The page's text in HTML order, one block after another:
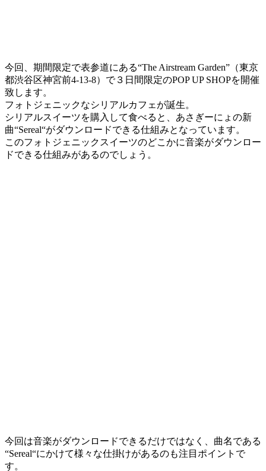
今回、期間限定で表参道にある“The Airstream Garden”（東京
都渋谷区神宮前4-13-8）で３日間限定のPOP UP SHOPを開催
致します。
フォトジェニックなシリアルカフェが誕生。
シリアルスイーツを購入して食べると、あさぎーにょの新
曲“Sereal“がダウンロードできる仕組みとなっています。
このフォトジェニックスイーツのどこかに音楽がダウンロー
ドできる仕組みがあるのでしょう。
今回は音楽がダウンロードできるだけではなく、曲名である
“Sereal“にかけて様々な仕掛けがあるのも注目ポイントで
す。